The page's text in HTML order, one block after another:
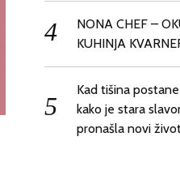
NONA CHEF –
KUHINJA
Kad tišina
kako je stara
pronašla novi